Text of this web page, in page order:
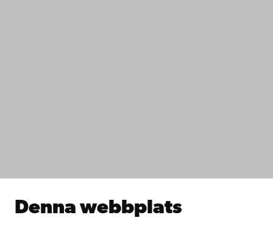
Denna webbplats
Samarbeta med oss
Kontinuerligt lärande